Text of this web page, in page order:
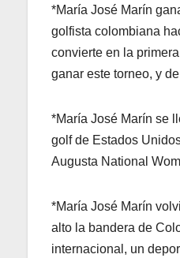
*María José Marín
golfista colombiana
convierte en la
ganar este torneo, y
*María José Marín se
golf de Estados
Augusta National
*María José Marín
alto la bandera de
internacional, un